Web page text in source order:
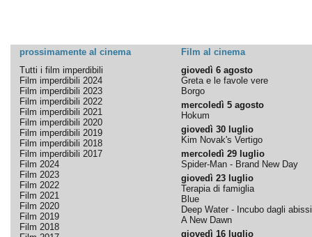
prossimamente al cinema
Film al cinema
Tutti i film imperdibili
Film imperdibili 2024
Film imperdibili 2023
Film imperdibili 2022
Film imperdibili 2021
Film imperdibili 2020
Film imperdibili 2019
Film imperdibili 2018
Film imperdibili 2017
Film 2024
Film 2023
Film 2022
Film 2021
Film 2020
Film 2019
Film 2018
giovedì 6 agosto
Greta e le favole vere
Borgo
mercoledì 5 agosto
Hokum
giovedì 30 luglio
Kim Novak's Vertigo
mercoledì 29 luglio
Spider-Man - Brand New Day
giovedì 23 luglio
Terapia di famiglia
Blue
Deep Water - Incubo dagli abissi
A New Dawn
giovedì 16 luglio